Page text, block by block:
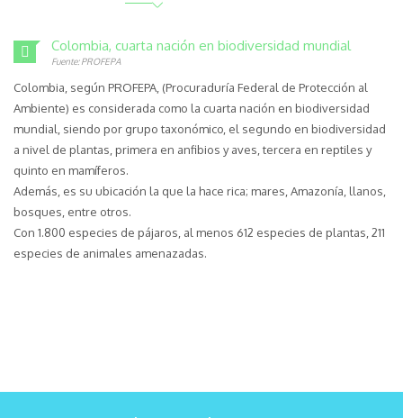
Colombia, cuarta nación en biodiversidad mundial
Fuente: PROFEPA
Colombia, según PROFEPA, (Procuraduría Federal de Protección al
Ambiente) es considerada como la cuarta nación en biodiversidad
mundial, siendo por grupo taxonómico, el segundo en biodiversidad
a nivel de plantas, primera en anfibios y aves, tercera en reptiles y
quinto en mamíferos.
Además, es su ubicación la que la hace rica; mares, Amazonía, llanos,
bosques, entre otros.
Con 1.800 especies de pájaros, al menos 612 especies de plantas, 211
especies de animales amenazadas.